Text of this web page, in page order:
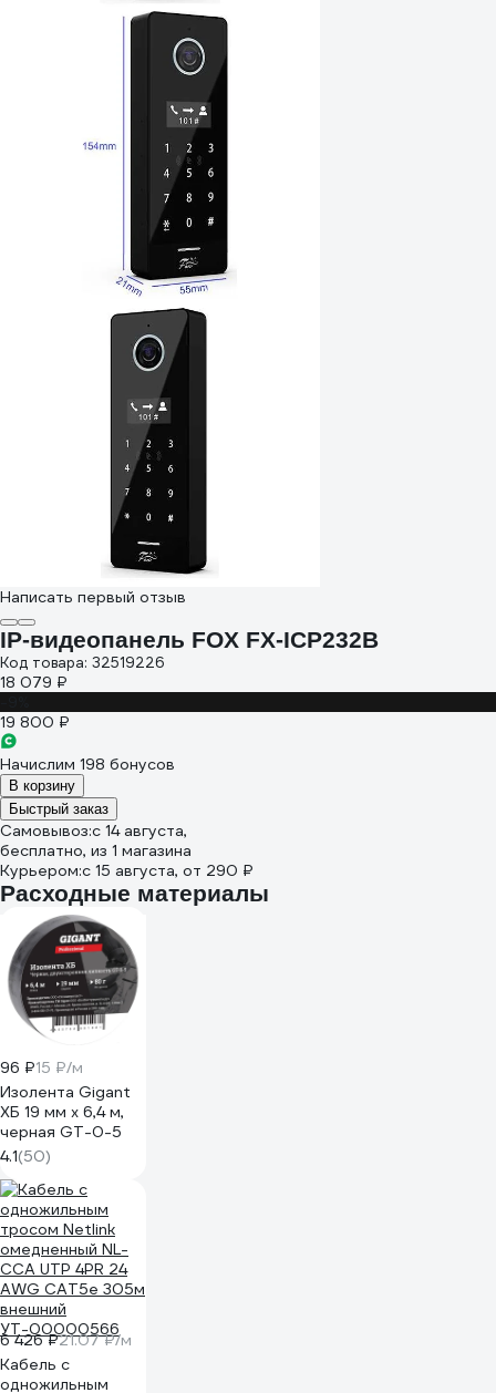
Написать первый отзыв
IP-видеопанель FOX FX-ICP232B
Код товара: 32519226
18 079 ₽
19 800 ₽
Начислим 198 бонусов
В корзину
Быстрый заказ
Самовывоз:c 14 августа,
бесплатно, из 1 магазина
Курьером:c 15 августа, от 290 ₽
Расходные материалы
96 ₽15 ₽/м
Изолента Gigant
ХБ 19 мм х 6,4 м,
черная GT-0-5
4.1(50)
6 426 ₽21.07 ₽/м
Кабель с
одножильным